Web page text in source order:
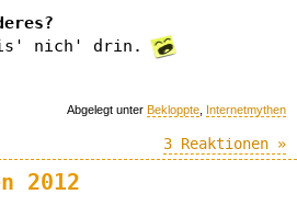
is' nich' drin.
Abgelegt unter Bekloppte, Internetmythen
3 Reaktionen »
2012